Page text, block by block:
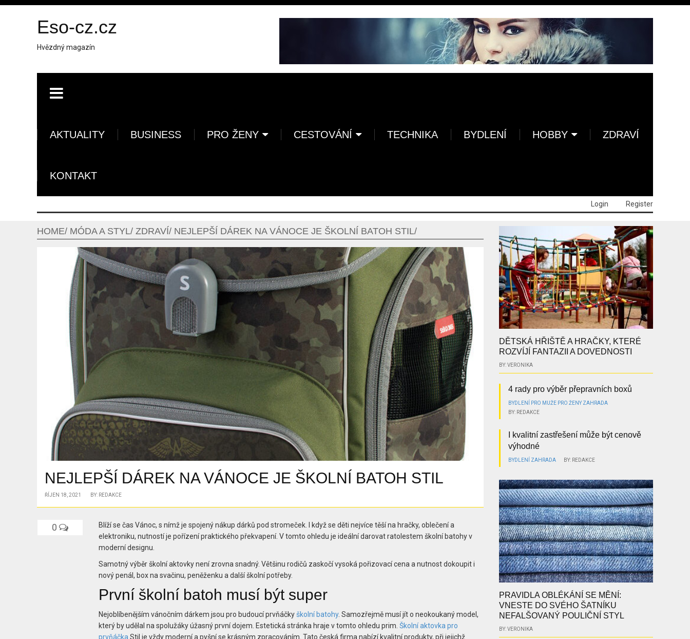
Eso-cz.cz
Hvězdný magazín
AKTUALITY BUSINESS PRO ŽENY CESTOVÁNÍ TECHNIKA BYDLENÍ HOBBY ZDRAVÍ
KONTAKT
Login Register
HOME MÓDA A STYL ZDRAVÍ NEJLEPŠÍ DÁREK NA VÁNOCE JE ŠKOLNÍ BATOH STIL
NEJLEPŠÍ DÁREK NA VÁNOCE JE ŠKOLNÍ BATOH STIL
ŘÍJEN 18, 2021 BY: REDAKCE
0
Blíží se čas Vánoc, s nímž je spojený nákup dárků pod stromeček. I když se děti nejvíce těší na hračky, oblečení a
elektroniku, nutností je pořízení praktického překvapení. V tomto ohledu je ideální darovat ratolestem školní batohy v
moderní designu.
Samotný výběr školní aktovky není zrovna snadný. Většinu rodičů zaskočí vysoká pořizovací cena a nutnost dokoupit i
nový penál, box na svačinu, peněženku a další školní potřeby.
První školní batoh musí být super
Nejoblíbenějším vánočním dárkem jsou pro budoucí prvňáčkyškolní batohy. Samozřejmě musí jít o neokoukaný model,
který by udělal na spolužáky úžasný první dojem. Estetická stránka hraje v tomto ohledu prim. Školní aktovka pro
prvňáčka Stil je vždy moderní a pyšní se krásným zpracováním. Tato česká firma nabízí kvalitní produkty, při jejichž
DĚTSKÁ HŘIŠTĚ A HRAČKY, KTERÉ
ROZVÍJÍ FANTAZII A DOVEDNOSTI
BY: VERONIKA
4 rady pro výběr přepravních boxů
BYDLENÍ PRO MUŽE PRO ŽENY ZAHRADA
BY: REDAKCE
I kvalitní zastřešení může být cenově
výhodné
BYDLENÍ ZAHRADA BY: REDAKCE
PRAVIDLA OBLÉKÁNÍ SE MĚNÍ:
VNESTE DO SVÉHO ŠATNÍKU
NEFALŠOVANÝ POULIČNÍ STYL
BY: VERONIKA